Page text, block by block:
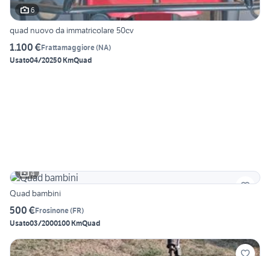
6
quad nuovo da immatricolare 50cv
1.100 €Frattamaggiore(NA)
Usato04/20250 KmQuad
4
Quad bambini
500 €Frosinone(FR)
Usato03/2000100 KmQuad